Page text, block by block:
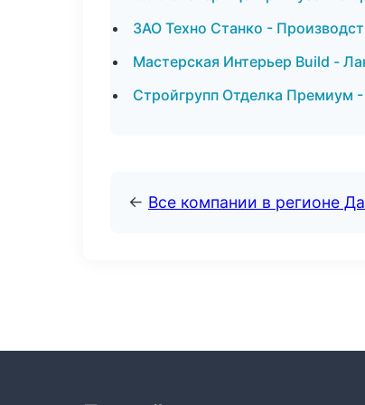
ЗАО Техно Станко -
Мастерская Интерьер Build -
Стройгрупп Отделка Премиум
← Все компании в регионе